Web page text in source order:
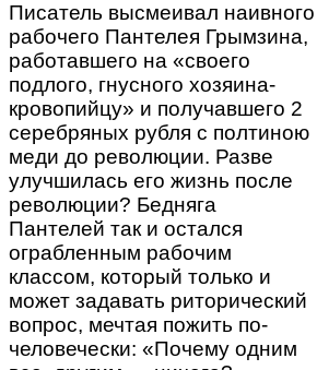
Писатель высмеивал наивного
рабочего Пантелея Грымзина,
работавшего на «своего
подлого, гнусного хозяина-
кровопийцу» и получавшего 2
серебряных рубля с полтиною
меди до революции. Разве
улучшилась его жизнь после
революции? Бедняга
Пантелей так и остался
ограбленным рабочим
классом, который только и
может задавать риторический
вопрос, мечтая пожить по-
человечески: «Почему одним